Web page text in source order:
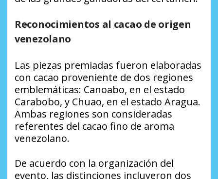
Reconocimientos al cacao de origen
venezolano
Las piezas premiadas fueron elaboradas
con cacao proveniente de dos regiones
emblemáticas: Canoabo, en el estado
Carabobo, y Chuao, en el estado Aragua.
Ambas regiones son consideradas
referentes del cacao fino de aroma
venezolano.
De acuerdo con la organización del
evento, las distinciones incluyeron dos